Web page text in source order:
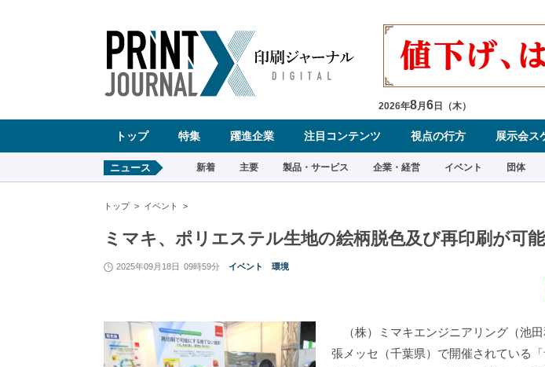
ア
ゲ
ン
2026年8月 6 日（木）
トップ 特集 躍進企業 注目コンテンツ 視点の行方 展示会ス
ニュース 新着 主要 製品・サービス 企業・経営 イベント 団体
トップ イベント
ミマキ、ポリエステル生地の絵柄脱色及び再印刷が可
2025年09月18日 09時59分 イベント 環境
（株）ミマキエンジニアリング（池
張メッセ（千葉県）で開催されている